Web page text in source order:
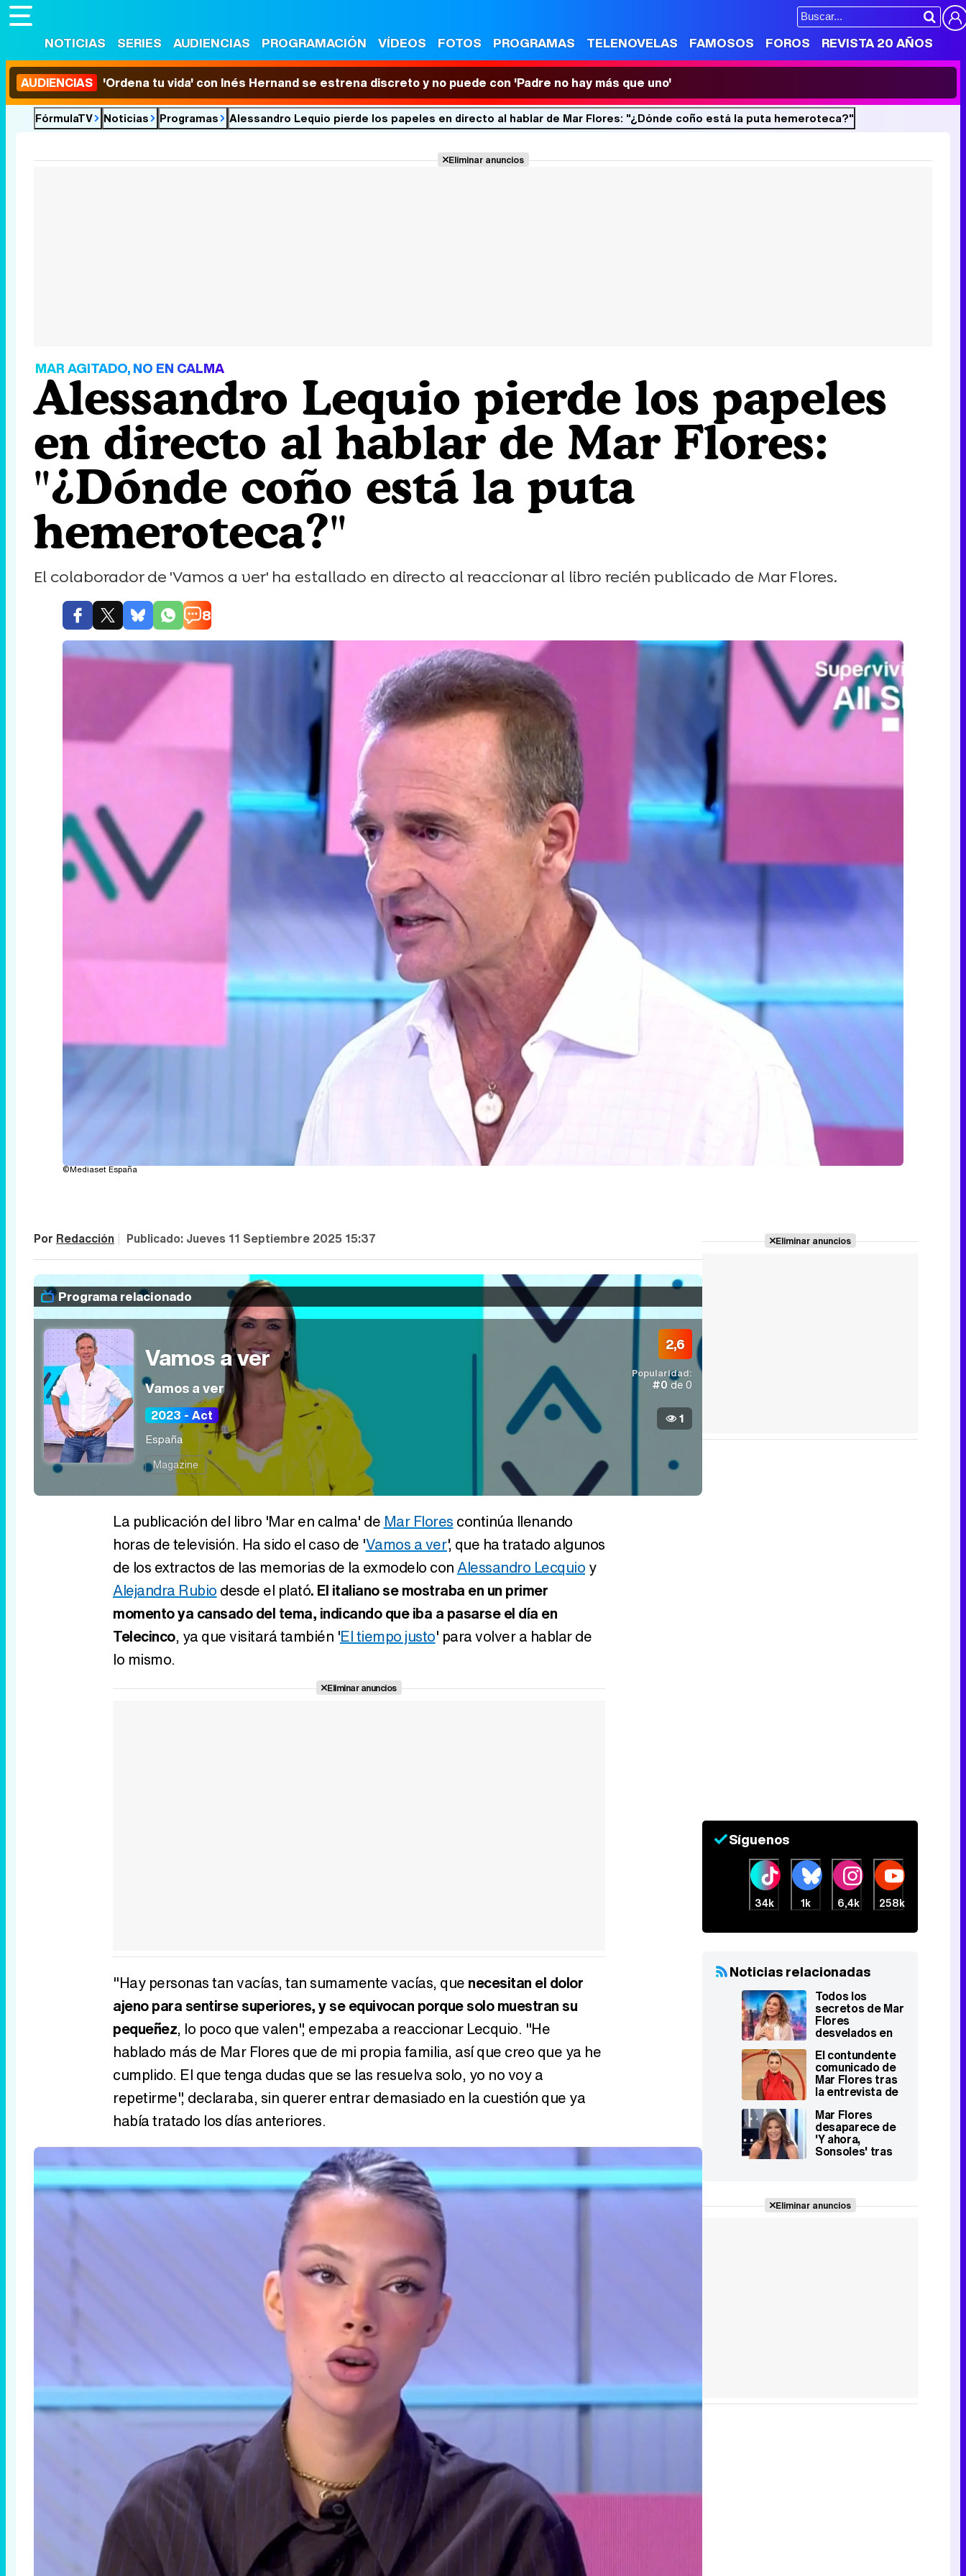
NOTICIAS SERIES AUDIENCIAS PROGRAMACIÓN VÍDEOS FOTOS PROGRAMAS TELENOVELAS FAMOSOS FOROS REVISTA 20 AÑOS
AUDIENCIAS 'Ordena tu vida' con Inés Hernand se estrena discreto y no puede con 'Padre no hay más que uno'
FórmulaTV Noticias Programas Alessandro Lequio pierde los papeles en directo al hablar de Mar Flores: "¿Dónde coño está la puta hemeroteca?"
Eliminar anuncios
MAR AGITADO, NO EN CALMA
Alessandro Lequio pierde los papeles
en directo al hablar de Mar Flores:
"¿Dónde coño está la puta
hemeroteca?"
El colaborador de 'Vamos a ver' ha estallado en directo al reaccionar al libro recién publicado de Mar Flores.
8
©Mediaset España
Por Redacción | Publicado: Jueves 11 Septiembre 2025 15:37
Programa relacionado
Vamos a ver
Vamos a ver
2023 - Act
España
Magazine
2,6
Popularidad:
#0de 0
1
La publicación del libro 'Mar en calma' de Mar Flores continúa llenando
horas de televisión. Ha sido el caso de 'Vamos a ver', que ha tratado algunos
de los extractos de las memorias de la exmodelo conAlessandro Lecquio y
Alejandra Rubio desde el plató. El italiano se mostraba en un primer
momento ya cansado del tema, indicando que iba a pasarse el día en
Telecinco, ya que visitará también 'El tiempo justo' para volver a hablar de
lo mismo.
Eliminar anuncios
"Hay personas tan vacías, tan sumamente vacías, que necesitan el dolor
ajeno para sentirse superiores, y se equivocan porque solo muestran su
pequeñez, lo poco que valen", empezaba a reaccionar Lecquio. "He
hablado más de Mar Flores que de mi propia familia, así que creo que ya he
cumplido. El que tenga dudas que se las resuelva solo, yo no voy a
repetirme", declaraba, sin querer entrar demasiado en la cuestión que ya
había tratado los días anteriores.
Eliminar anuncios
Síguenos
34k 1k 6,4k 258k
Noticias relacionadas
Todos los
secretos de Mar
Flores
desvelados en
"Casi acaban con
mi vida"
El contundente
comunicado de
Mar Flores tras
la entrevista de
Costanzia en '¡De
viernes!'
Mar Flores
desaparece de
'Y ahora,
Sonsoles' tras
su hijo
Eliminar anuncios